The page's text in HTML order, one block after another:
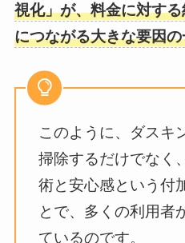
視化」が、料金に対す
につながる大きな要因
このように、ダスキ
掃除するだけでなく
術と安心感という付
とで、多くの利用者
ているのです。